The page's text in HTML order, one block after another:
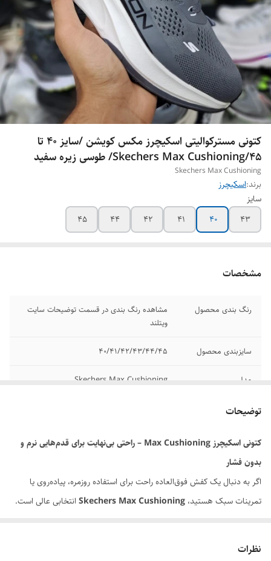
کتونی مسترکوالیتی اسکیچرز مکس کویشن /سایز 40 تا
45/Skechers Max Cushioning/ طوسی زیره سفید
Skechers Max Cushioning
برند:اسکیچرز
سایز
43
40
41
42
44
45
مشخصات
رنگ بندی محصول
مشاهده رنگ بندی در قسمت توضیحات سایت
ویتلند
سایزبندی محصول 40/41/42/43/44/45
مدل Skechers Max Cushioning
برند
کیفیت مسترکوالیتی A
وضعیت کارکرد
توضیحات
کتونی اسکیچرز Max Cushioning – راحتی بی‌نهایت برای قدم‌هایی نرم و
بدون فشار
اگر به دنبال یک کفش فوق‌العاده راحت برای استفاده روزمره، پیاده‌روی یا
تمرینات سبک هستید، Skechers Max Cushioning انتخابی عالی است.
نظرات